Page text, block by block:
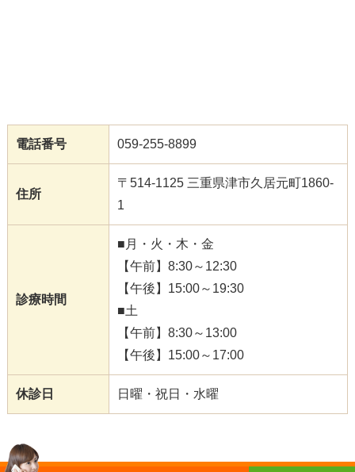
電話番号 059-255-8899
住所
〒514-1125 三重県津市久居元町1860-
1
診療時間
■月・火・木・金
【午前】8:30～12:30
【午後】15:00～19:30
■土
【午前】8:30～13:00
【午後】15:00～17:00
休診日 日曜・祝日・水曜